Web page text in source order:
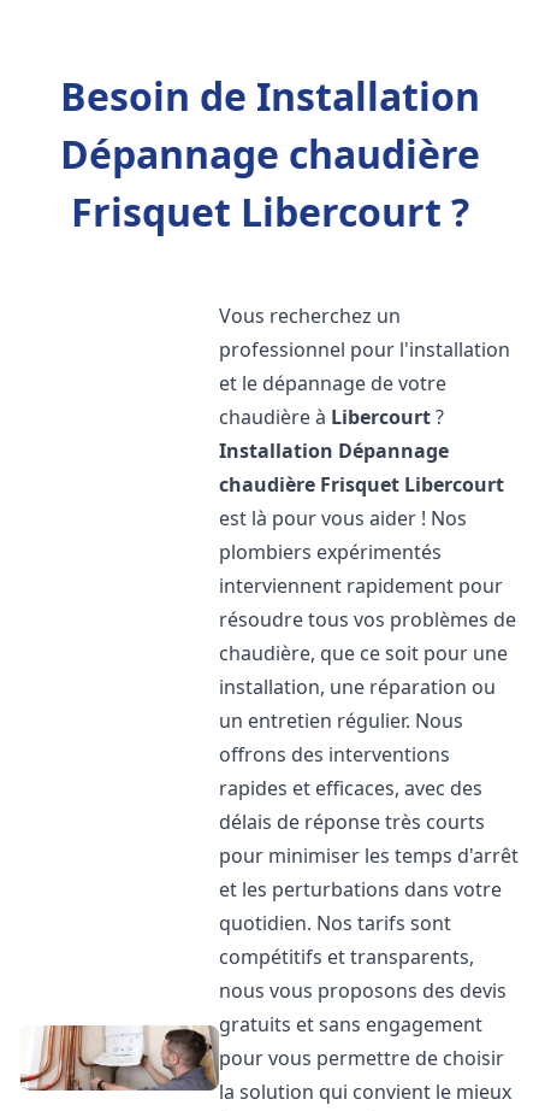
Besoin de Installation
Dépannage chaudière
Frisquet Libercourt ?
Vous recherchez un
professionnel pour l'installation
et le dépannage de votre
chaudière à Libercourt?
Installation Dépannage
chaudière Frisquet Libercourt
est là pour vous aider ! Nos
plombiers expérimentés
interviennent rapidement pour
résoudre tous vos problèmes de
chaudière, que ce soit pour une
installation, une réparation ou
un entretien régulier. Nous
offrons des interventions
rapides et efficaces, avec des
délais de réponse très courts
pour minimiser les temps d'arrêt
et les perturbations dans votre
quotidien. Nos tarifs sont
compétitifs et transparents,
nous vous proposons des devis
gratuits et sans engagement
pour vous permettre de choisir
la solution qui convient le mieux